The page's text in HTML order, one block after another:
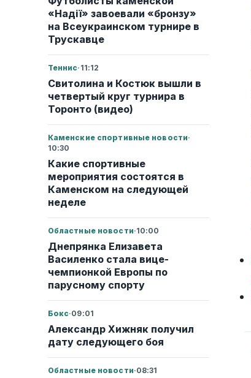
«Надії» завоевали «бронзу»
на Всеукраинском турнире в
Трускавце
Теннис· 11:12
Свитолина и Костюк вышли в
четвертый круг турнира в
Торонто (видео)
Каменские спортивные новости·
10:30
Какие спортивные
мероприятия состоятся в
Каменском на следующей
неделе
Областные новости·10:00
Днепрянка Елизавета
Василенко стала вице-
чемпионкой Европы по
парусному спорту
Бокс·09:01
Александр Хижняк получил
дату следующего боя
Областные новости·08:31